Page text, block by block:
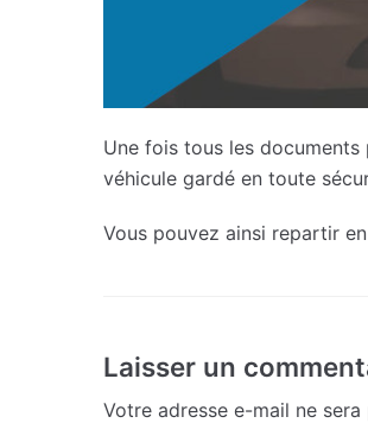
Une fois tous les
véhicule gardé en toute
Vous pouvez ainsi repartir
Laisser un
Votre adresse e-mail ne sera